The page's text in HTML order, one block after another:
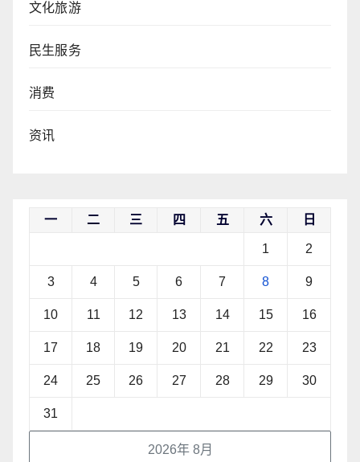
文化旅游
民生服务
消费
资讯
2026年 8月
一 二 三 四 五 六 日
1 2
3 4 5 6 7 8 9
10 11 12 13 14 15 16
17 18 19 20 21 22 23
24 25 26 27 28 29 30
31